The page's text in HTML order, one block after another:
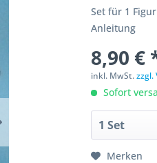
Set für 1
Anleitung
8,90 €
inkl. MwSt.zzgl.
Sofort
Merken